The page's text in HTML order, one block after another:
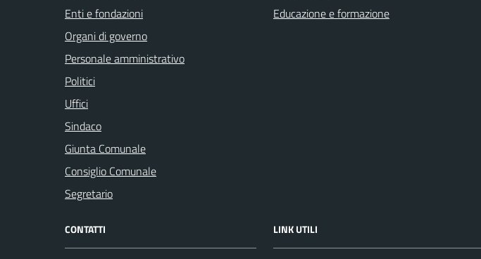
Enti e fondazioni
Organi di governo
Personale amministrativo
Politici
Uffici
Sindaco
Giunta Comunale
Consiglio Comunale
Segretario
Educazione e formazione
CONTATTI LINK UTILI